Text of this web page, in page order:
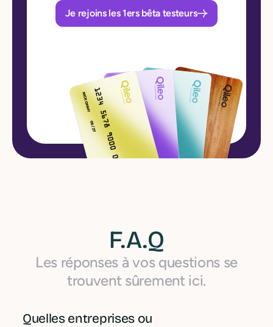
Je rejoins les 1ers bêta testeurs
F.A.Q
Les réponses à vos questions se
trouvent sûrement ici.
Quelles entreprises ou